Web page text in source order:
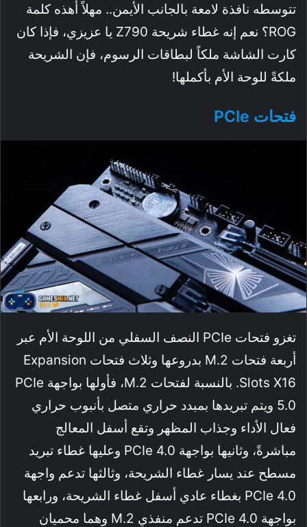
تتوسطه نافذة لامعة بالجانب الأيمن.. مهلاً أهذه كلمة
ROG؟ نعم إنه غطاء شريحة Z790 يا عزيزي، فإذا كان
كارت الشاشة ملكاً لبطاقات الرسوم، فإن الشريحة
ملكةً للوحة الأم بأكملها!
فتحات PCIe
تغزو فتحات PCIe النصف السفلي من اللوحة الأم عبر
أربعة فتحات M.2 بدروعها وثلاث فتحات Expansion
Slots X16. بالنسبة لفتحات M.2، فأولها بواجهة PCIe
5.0 ويتم تبريدها بمبدد حراري متصل بأنبوب حراري
فعال الأداء وجذاب المظهر وتقع أسفل المعالج
مباشرةً، وثانيها بواجهة PCIe 4.0 وعليها غطاء تبريد
مسطح عند يسار غطاء الشريحة، وثالثها تدعم واجهة
PCIe 4.0 بغطاء عادي أسفل غطاء الشريحة، ورابعها
بواجهة PCIe 4.0 تدعم منفذي M.2 وهما محميان